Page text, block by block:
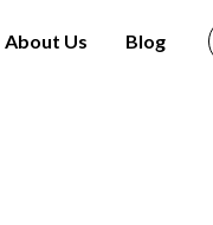
About Us Blog